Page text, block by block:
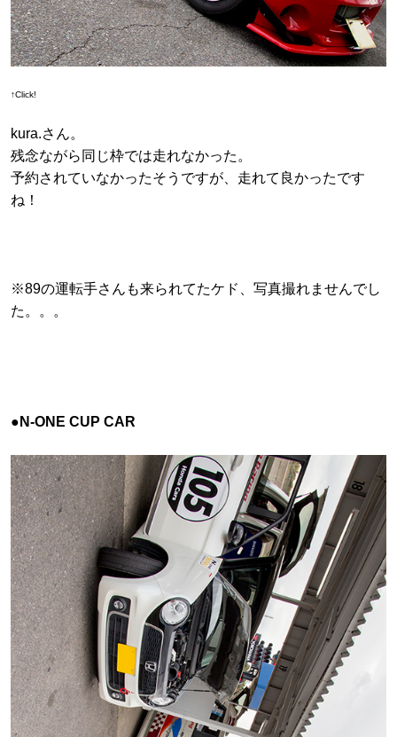
↑Click!
kura.さん。
残念ながら同じ枠では走れなかった。
予約されていなかったそうですが、走れて良かったです
ね！
※89の運転手さんも来られてたケド、写真撮れませんでし
た。。。
●N-ONE CUP CAR